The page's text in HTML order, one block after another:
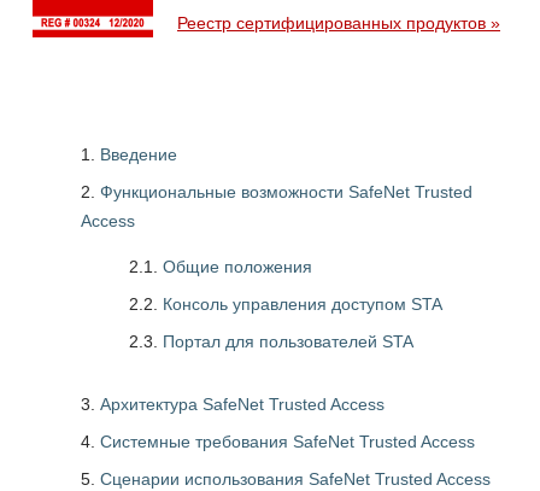
Реестр сертифицированных продуктов »
Введение
Функциональные возможности SafeNet Trusted
Access
2.1. Общие положения
2.2. Консоль управления доступом STA
2.3. Портал для пользователей STA
Архитектура SafeNet Trusted Access
Системные требования SafeNet Trusted Access
Сценарии использования SafeNet Trusted Access